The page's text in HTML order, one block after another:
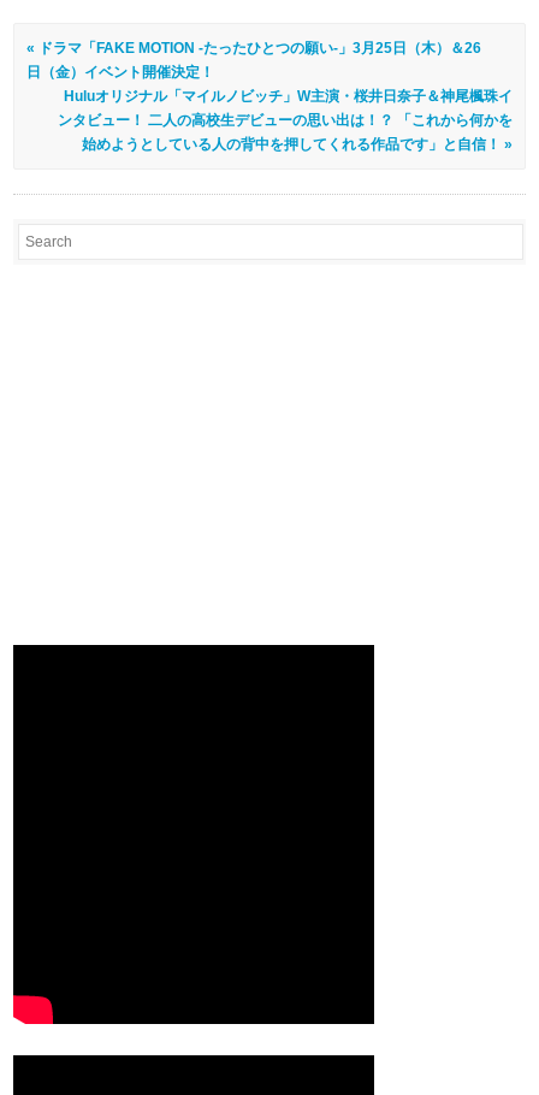
« ドラマ「FAKE MOTION -たったひとつの願い-」3月25日（木）＆26
日（金）イベント開催決定！
Huluオリジナル「マイルノビッチ」W主演・桜井日奈子＆神尾楓珠イ
ンタビュー！ 二人の高校生デビューの思い出は！？ 「これから何かを
始めようとしている人の背中を押してくれる作品です」と自信！ »